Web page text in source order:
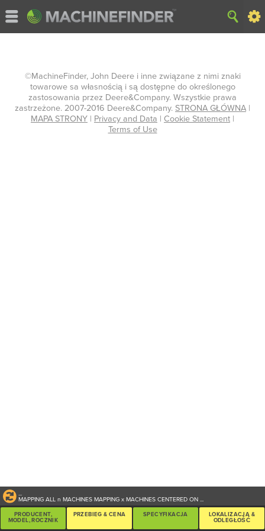
...
MAPPING ALLn MACHINESMAPPINGx MACHINES CENTERED ON...
PRODUCENT,
MODEL, ROCZNIK
PRZEBIEG & CENA SPECYFIKACJA
LOKALIZACJA &
ODLEGŁOŚĆ
©MachineFinder, John Deere i inne związane z nimi znaki
towarowe sa własnością i są dostępne do określonego
zastosowania przez Deere&Company. Wszystkie prawa
zastrzeżone. 2007-2016 Deere&Company. STRONA GŁÓWNA |
MAPA STRONY | Privacy and Data | Cookie Statement |
Terms of Use